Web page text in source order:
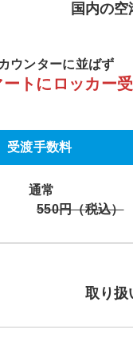
国内の
ウンターに並ばず
トにロッカー
受渡手数料
通常
550円（税込）
取り扱